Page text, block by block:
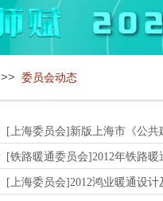
>> 委员会动态
[上海委员会]新版上海市《公共
[铁路暖通委员会]2012年铁路
[上海委员会]2012鸿业暖通设